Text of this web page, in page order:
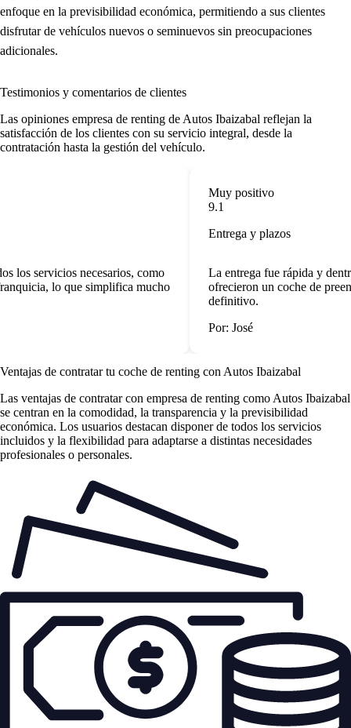
enfoque en la previsibilidad económica, permitiendo a sus clientes
disfrutar de vehículos nuevos o seminuevos sin preocupaciones
adicionales.
Testimonios y comentarios de clientes
Las opiniones empresa de renting de Autos Ibaizabal reflejan la
satisfacción de los clientes con su servicio integral, desde la
contratación hasta la gestión del vehículo.
los servicios necesarios, como
lo que simplifica mucho
Muy positivo
9.1
Entrega y plazos
La entrega fue rápida y
ofrecieron un coche de
definitivo.
Por: José
Ventajas de contratar tu coche de renting con Autos Ibaizabal
Las ventajas de contratar con empresa de renting como Autos Ibaizabal
se centran en la comodidad, la transparencia y la previsibilidad
económica. Los usuarios destacan disponer de todos los servicios
incluidos y la flexibilidad para adaptarse a distintas necesidades
profesionales o personales.